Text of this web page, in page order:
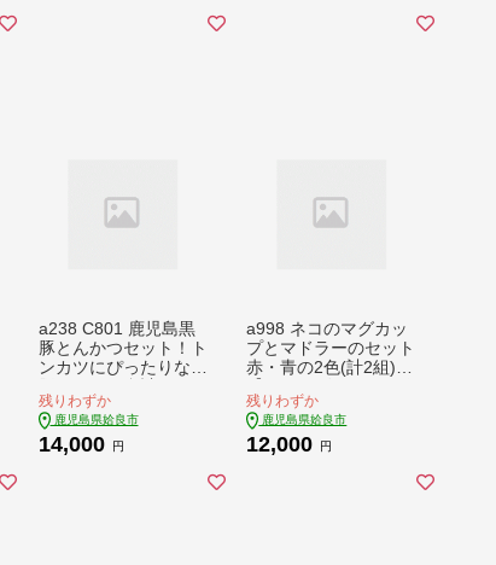
a238 C801 鹿児島黒
豚とんかつセット！ト
ンカツにぴったりな黒
g！国産だから安心＜
C-801＞【あいら農業
協同組合】 姶良市
残りわずか
鹿児島県姶良市
14,000 円
a998 ネコのマグカッ
プとマドラーのセット
赤・青の2色(計2組)
良】姶良市 マグカッ
プ コップ セット 食器
インテリア 雑貨 手作
残りわずか
鹿児島県姶良市
12,000 円